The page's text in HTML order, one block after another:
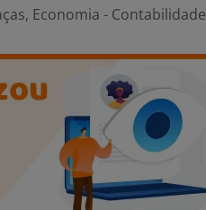
Economia - Contabilidade